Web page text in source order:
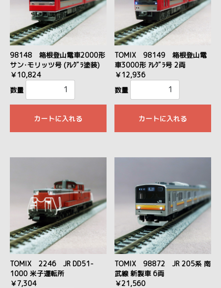
98148 箱根登山電車2000形
サン･モリッツ号 (ｱﾚｸﾞﾗ塗装)
￥10,824
数量
カートに入れる
TOMIX 98149 箱根登山電
車3000形 ｱﾚｸﾞﾗ号 2両
￥12,936
数量
カートに入れる
TOMIX 2246 JR DD51-
1000 米子運転所
￥7,304
TOMIX 98872 JR 205系 南
武線 新製車 6両
￥21,560